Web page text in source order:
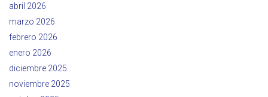
abril 2026
marzo 2026
febrero 2026
enero 2026
diciembre 2025
noviembre 2025